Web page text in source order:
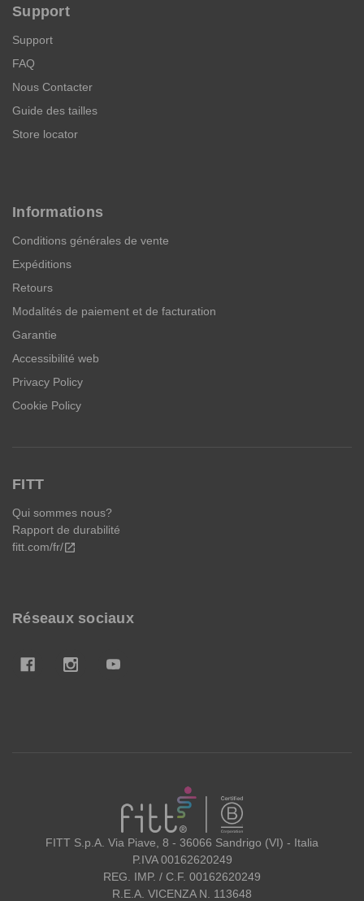
Support
Support
FAQ
Nous Contacter
Guide des tailles
Store locator
Informations
Conditions générales de vente
Expéditions
Retours
Modalités de paiement et de facturation
Garantie
Accessibilité web
Privacy Policy
Cookie Policy
FITT
Qui sommes nous?
Rapport de durabilité
fitt.com/fr/open_in_new
Réseaux sociaux
FITT
FITT S.p.A. Via Piave, 8 - 36066 Sandrigo (VI) - Italia
P.IVA 00162620249
REG. IMP. / C.F. 00162620249
R.E.A. VICENZA N. 113648